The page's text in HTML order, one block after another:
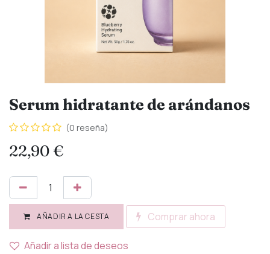
Serum hidratante de arándanos
(0 reseña)
22,90€
AÑADIR A LA CESTA Comprar ahora
Añadir a lista de deseos